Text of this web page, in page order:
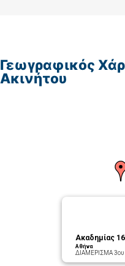
Γεωγραφικός
Ακινήτου
Ακαδημίας 16
Αθήνα
ΔΙΑΜΕΡΙΣΜΑ